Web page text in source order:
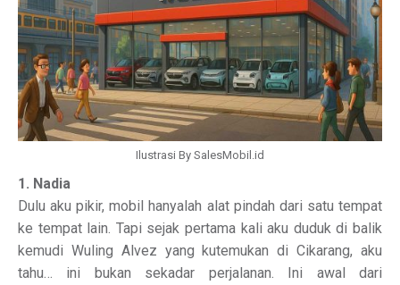
Ilustrasi By SalesMobil.id
1. Nadia
Dulu aku pikir, mobil hanyalah alat pindah dari satu tempat
ke tempat lain. Tapi sejak pertama kali aku duduk di balik
kemudi Wuling Alvez yang kutemukan di Cikarang, aku
tahu… ini bukan sekadar perjalanan. Ini awal dari